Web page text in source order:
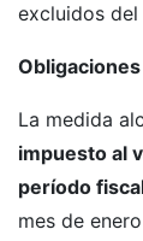
excluidos del
La medida
impuesto al
período
mes de